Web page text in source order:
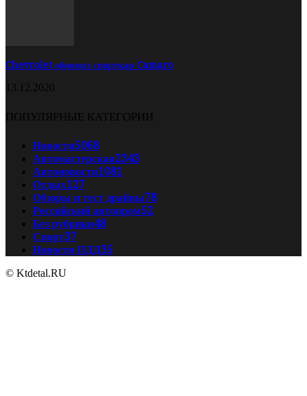
Chevrolet обновил спорткар Camaro
13.12.2020
ПОПУЛЯРНЫЕ КАТЕГОРИИ
Новости5068
Автомастерская2343
Автоновости1081
Отдых127
Обзоры и тест драйвы78
Российский автопром52
Без рубрики48
Спорт37
Новости ПДД35
© Ktdetal.RU